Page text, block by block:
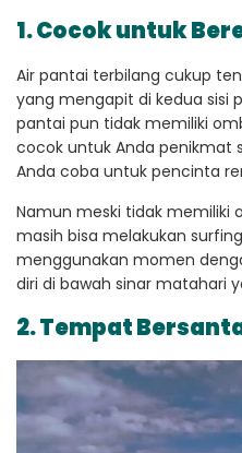
1. Cocok untuk
Air pantai terbilang cukup
yang mengapit di kedua sisi
pantai pun tidak memiliki
cocok untuk Anda penikmat
Anda coba untuk pencinta
Namun meski tidak memiliki
masih bisa melakukan
menggunakan momen
diri di bawah sinar matahari
2. Tempat